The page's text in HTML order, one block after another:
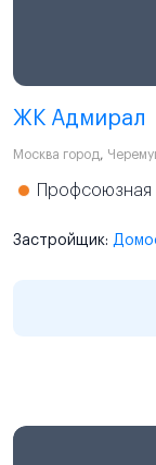
ЖК Адмирал
Москва город,
Профсоюзная
Застройщик: